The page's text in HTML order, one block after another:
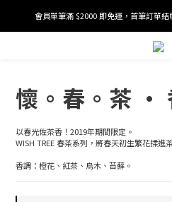
加入/驗證會員並綁定電話號碼
會員單筆滿 $2000 即免運，首筆訂單
加入/驗證會員並綁定電話號碼
懷。春。茶 ·
以春光佐茶香！2019年期間限定。
WISH TREE 春茶系列，將春天初生繁花揉進
香調：橙花、紅茶、烏木、苔蘚。